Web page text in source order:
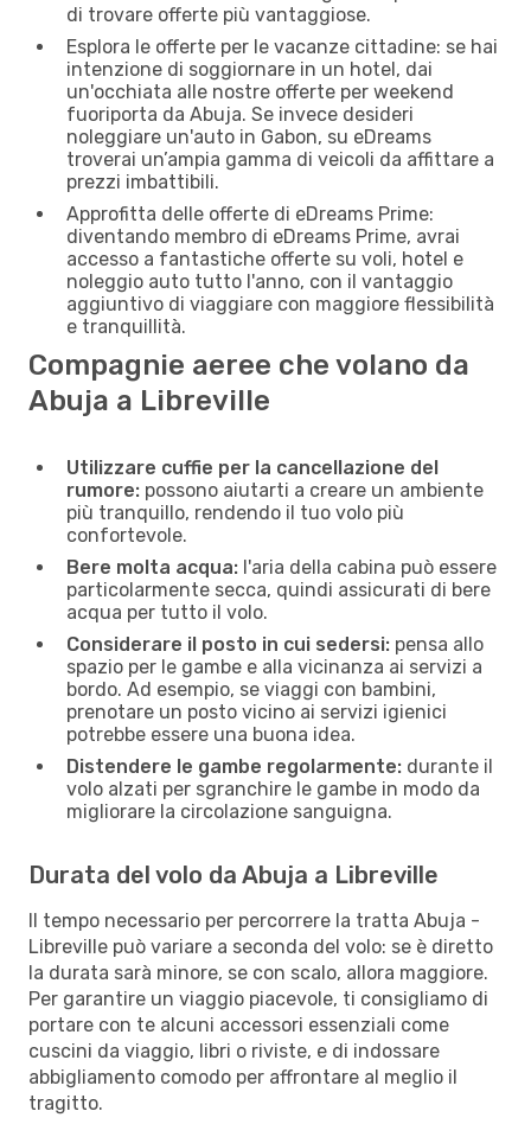
di trovare offerte più vantaggiose.
Esplora le offerte per le vacanze cittadine: se hai
intenzione di soggiornare in un hotel, dai
un'occhiata alle nostre offerte per weekend
fuoriporta da Abuja. Se invece desideri
noleggiare un'auto in Gabon, su eDreams
troverai un’ampia gamma di veicoli da affittare a
prezzi imbattibili.
Approfitta delle offerte di eDreams Prime:
diventando membro di eDreams Prime, avrai
accesso a fantastiche offerte su voli, hotel e
noleggio auto tutto l'anno, con il vantaggio
aggiuntivo di viaggiare con maggiore flessibilità
e tranquillità.
Compagnie aeree che volano da
Abuja a Libreville
Utilizzare cuffie per la cancellazione del
rumore: possono aiutarti a creare un ambiente
più tranquillo, rendendo il tuo volo più
confortevole.
Bere molta acqua: l'aria della cabina può essere
particolarmente secca, quindi assicurati di bere
acqua per tutto il volo.
Considerare il posto in cui sedersi: pensa allo
spazio per le gambe e alla vicinanza ai servizi a
bordo. Ad esempio, se viaggi con bambini,
prenotare un posto vicino ai servizi igienici
potrebbe essere una buona idea.
Distendere le gambe regolarmente: durante il
volo alzati per sgranchire le gambe in modo da
migliorare la circolazione sanguigna.
Durata del volo da Abuja a Libreville
Il tempo necessario per percorrere la tratta Abuja -
Libreville può variare a seconda del volo: se è diretto
la durata sarà minore, se con scalo, allora maggiore.
Per garantire un viaggio piacevole, ti consigliamo di
portare con te alcuni accessori essenziali come
cuscini da viaggio, libri o riviste, e di indossare
abbigliamento comodo per affrontare al meglio il
tragitto.